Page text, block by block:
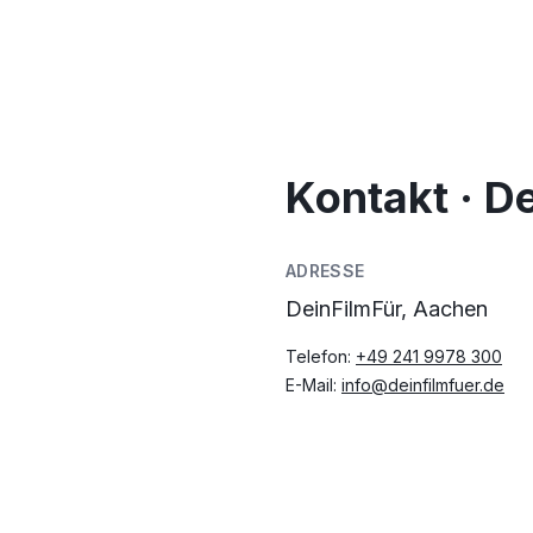
Kontakt ·
ADRESSE
DeinFilmFür, Aachen
Telefon: +49 241 9978 300
E-Mail: info@deinfilmfuer.de